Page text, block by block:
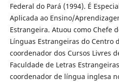
Federal do Pará (1994). É
Aplicada ao Ensino/
Estrangeira. Atuou como Chefe
Línguas Estrangeiras do Centro
coordenador dos Cursos Livres
Faculdade de Letras
coordenador de língua inglesa no